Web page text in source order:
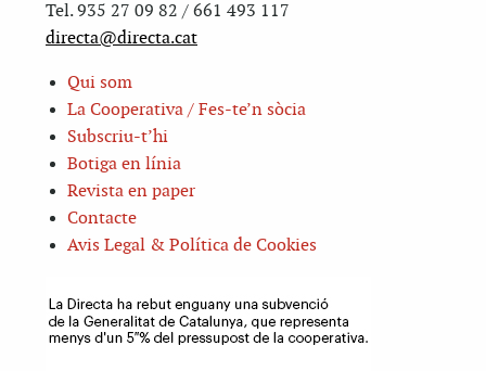
Tel. 935 27 09 82 / 661 493 117
directa@directa.cat
Qui som
La Cooperativa / Fes-te’n sòcia
Subscriu-t’hi
Botiga en línia
Revista en paper
Contacte
Avis Legal & Política de Cookies